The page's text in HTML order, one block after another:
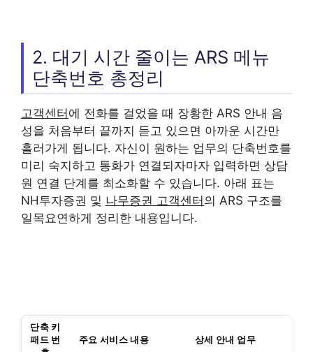
2. 대기 시간 줄이는 ARS 메뉴
단축번호 총정리
고객센터에 전화를 걸었을 때 장황한 ARS 안내 음
성을 처음부터 끝까지 듣고 있으면 아까운 시간만
흘러가게 됩니다. 자신이 원하는 업무의 단축번호를
미리 숙지하고 통화가 연결되자마자 입력하면 상담
원 연결 단계를 최소화할 수 있습니다. 아래 표는
NH투자증권 및 나무증권 고객센터의 ARS 구조를
일목요연하게 정리한 내용입니다.
단축 키
패드 번
주요 서비스 내용 상세 안내 업무